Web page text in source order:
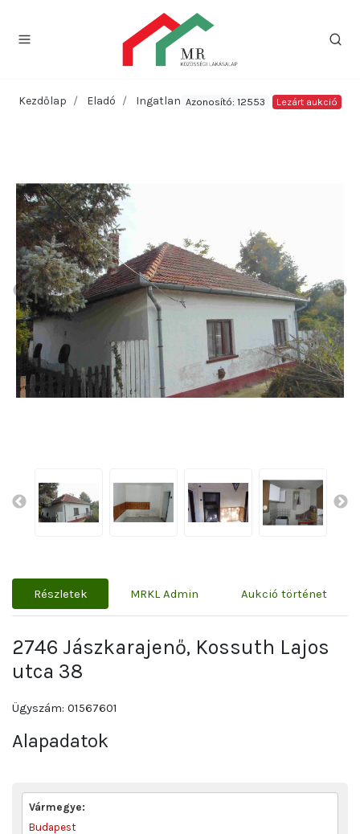
Kezdőlap Eladó Ingatlan Azonosító: 12553 Lezárt aukció
Részletek MRKL Admin Aukció történet
2746 Jászkarajenő, Kossuth Lajos
utca 38
Ügyszám: 01567601
Alapadatok
Vármegye:
Budapest